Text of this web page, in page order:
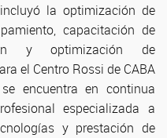
la optimización de
capacitación de
y optimización de
el Centro Rossi de CABA
encuentra en continua
especializada a
y prestación de